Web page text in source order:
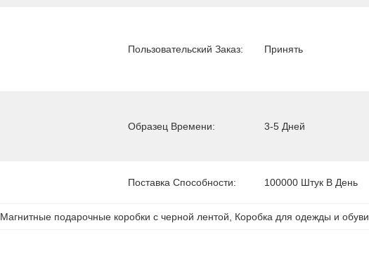
Пользовательский Заказ: Принять
Образец Времени: 3-5 Дней
Поставка Способности: 100000 Штук В День
Магнитные подарочные коробки с черной лентой Коробка для одежды и обуви